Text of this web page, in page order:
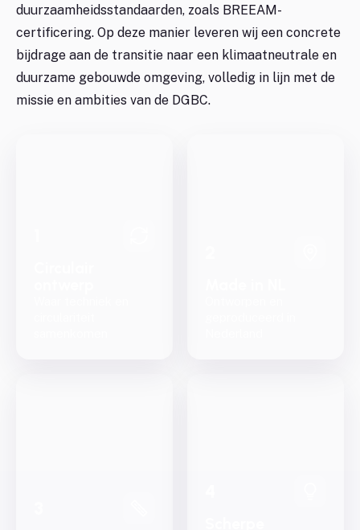
duurzaamheidsstandaarden, zoals BREEAM-
certificering. Op deze manier leveren wij een concrete
bijdrage aan de transitie naar een klimaatneutrale en
duurzame gebouwde omgeving, volledig in lijn met de
missie en ambities van de DGBC.